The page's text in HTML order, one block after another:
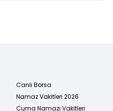
Canlı Borsa
Namaz Vakitleri 2026
Cuma Namazı Vakitleri